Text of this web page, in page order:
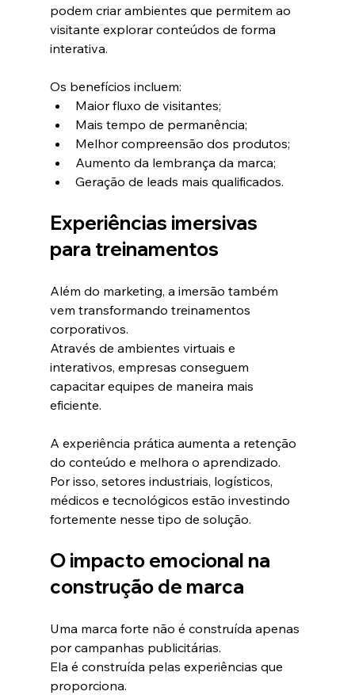
podem criar ambientes que permitem ao
visitante explorar conteúdos de forma
interativa.
Os benefícios incluem:
Maior fluxo de visitantes;
Mais tempo de permanência;
Melhor compreensão dos produtos;
Aumento da lembrança da marca;
Geração de leads mais qualificados.
Experiências imersivas
para treinamentos
Além do marketing, a imersão também
vem transformando treinamentos
corporativos.
Através de ambientes virtuais e
interativos, empresas conseguem
capacitar equipes de maneira mais
eficiente.
A experiência prática aumenta a retenção
do conteúdo e melhora o aprendizado.
Por isso, setores industriais, logísticos,
médicos e tecnológicos estão investindo
fortemente nesse tipo de solução.
O impacto emocional na
construção de marca
Uma marca forte não é construída apenas
por campanhas publicitárias.
Ela é construída pelas experiências que
proporciona.